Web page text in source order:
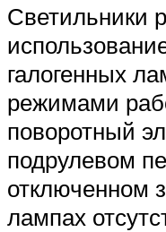
Светильники
галогенных
режимами
поворотный
подрулевом
отключенном
лампах